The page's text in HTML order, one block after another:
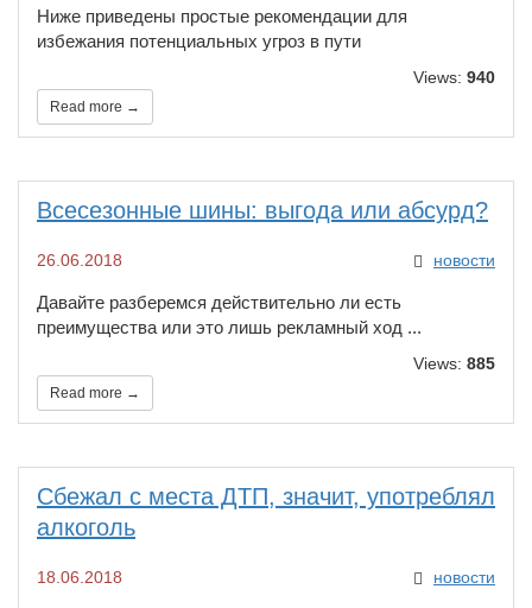
Ниже приведены простые рекомендации для
избежания потенциальных угроз в пути
Views: 940
Read more →
​Всесезонные шины: выгода или абсурд?
новости
26.06.2018
Давайте разберемся действительно ли есть
преимущества или это лишь рекламный ход ...
Views: 885
Read more →
Сбежал с места ДТП, значит, употреблял
алкоголь
новости
18.06.2018